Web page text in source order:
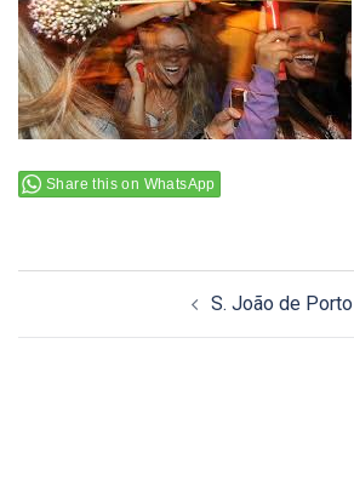
Share this on WhatsApp
S. João de Porto